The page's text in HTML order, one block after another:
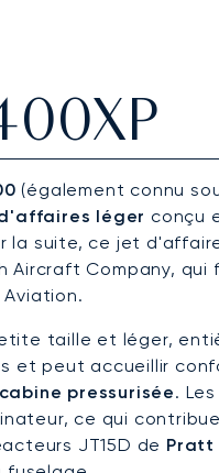
(également connu
léger conçu
la suite, ce jet
Aircraft Company, qui
Aviation.
taille et léger,
et peut accueillir
cabine pressurisée.
ce qui
JT15D de Pratt